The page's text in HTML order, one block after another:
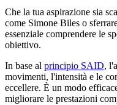
Che la tua aspirazione sia
come Simone Biles o
essenziale comprendere le
obiettivo.
In base al principio SAID,
movimenti, l'intensità e le
eccellere. È un modo
migliorare le prestazioni